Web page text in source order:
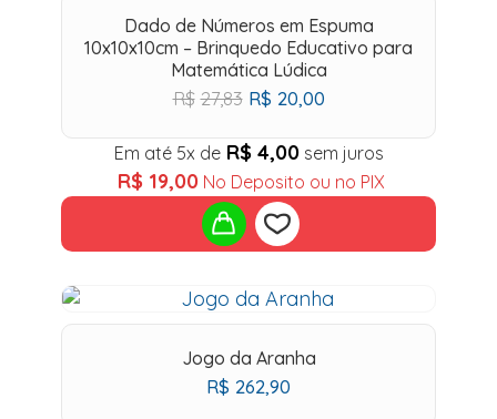
wishlist
Dado de Números em Espuma
10x10x10cm – Brinquedo Educativo para
Matemática Lúdica
R$ 27,83 O
original
era:
R$27,83.
R$ 20,00O
atual
é:
R$20,00.
Em até 5x de R$ 4,00 sem juros
R$ 19,00 No Deposito ou no PIX
Add
to
wishlist
Jogo da Aranha
R$ 262,90